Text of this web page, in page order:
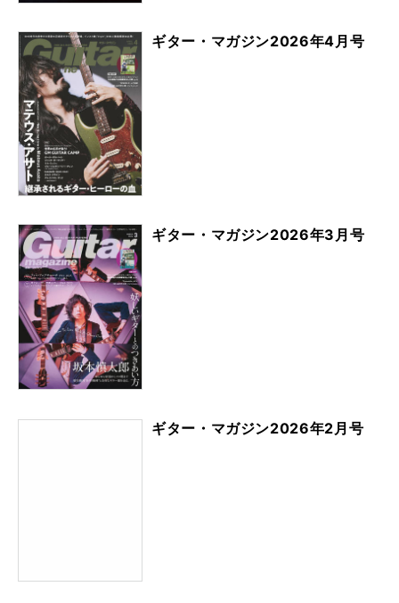
ギター・マガジン2026年4月号
ギター・マガジン2026年3月号
ギター・マガジン2026年2月号